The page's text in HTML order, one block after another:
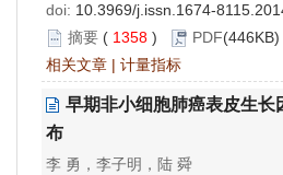
doi: 10.3969/j.issn.1674-
摘要 ( 1358 ) PDF(446KB)
相关文章 | 计量指标
早期非小细胞肺癌表皮生长
布
李 勇，李子明，陆 舜